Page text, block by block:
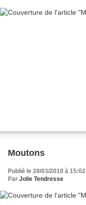
Moutons
Publié le 28/03/2010 à 15:02
Par Jolie Tendresse